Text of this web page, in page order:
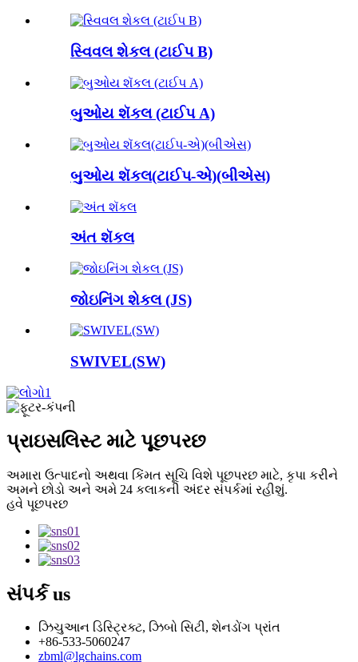
સ્વિવલ શેકલ (ટાઈપ B)
બુઓય શૅકલ (ટાઈપ A)
બુઓય શૅકલ(ટાઈપ-એ)(બીએસ)
અંત શૅકલ
જોઇનિંગ શેકલ (JS)
SWIVEL(SW)
પ્રાઇસલિસ્ટ માટે પૂછપરછ
અમારા ઉત્પાદનો અથવા કિંમત સૂચિ વિશે પૂછપરછ માટે, કૃપા કરીને
અમને છોડો અને અમે 24 કલાકની અંદર સંપર્કમાં રહીશું.
હવે પૂછપરછ
સંપર્કus
ઝિચુઆન ડિસ્ટ્રિક્ટ, ઝિબો સિટી, શેનડોંગ પ્રાંત
+86-533-5060247
zbml@lgchains.com